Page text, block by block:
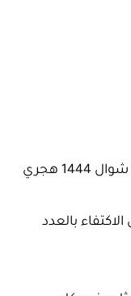
بداية التقديم: متاح الأن بتاريخ 24 شوال 1444 هجري
بالعدد